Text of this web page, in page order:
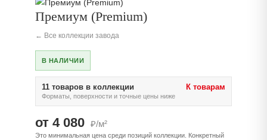
Премиум (Premium)
← Все коллекции завода
В НАЛИЧИИ
11 товаров в коллекции
Форматы, поверхности и точные цены ниже
К товарам
от 4 080 ₽/м²
Это минимальная цена среди позиций коллекции. Конкретный